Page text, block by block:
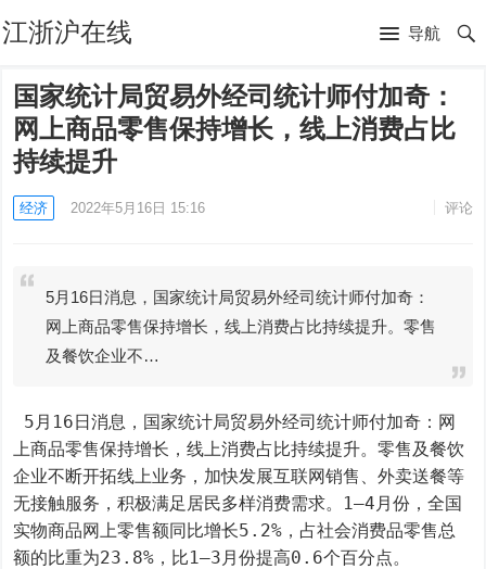
江浙沪在线 导航
国家统计局贸易外经司统计师付加奇：
网上商品零售保持增长，线上消费占比
持续提升
经济 2022年5月16日 15:16 评论
5月16日消息，国家统计局贸易外经司统计师付加奇：
网上商品零售保持增长，线上消费占比持续提升。零售
及餐饮企业不…
上商品零售保持增长，线上消费占比持续提升。零售及餐饮
企业不断开拓线上业务，加快发展互联网销售、外卖送餐等
无接触服务，积极满足居民多样消费需求。1—4月份，全国
实物商品网上零售额同比增长5.2%，占社会消费品零售总
额的比重为23.8%，比1—3月份提高0.6个百分点。